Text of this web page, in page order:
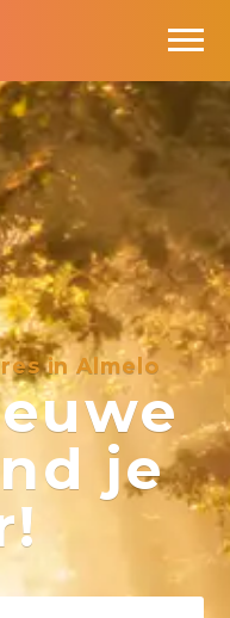
in Almelo
je